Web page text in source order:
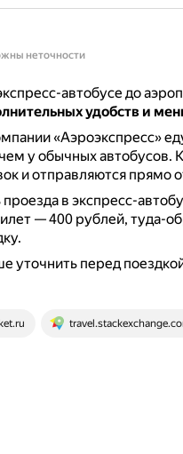
неточности
автобусе до
удобств и
«Аэроэкспресс»
у обычных автобусов.
и отправляются прямо
проезда в экспресс-
— 400 рублей, туда-
уточнить перед